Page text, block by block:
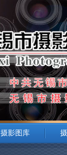
摄影图库